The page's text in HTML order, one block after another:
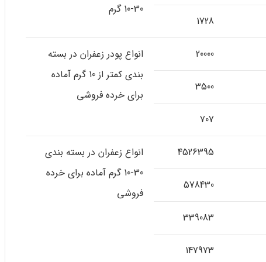
30-10 گرم
1728
20000
انواع پودر زعفران در بسته
بندی کمتر از 10 گرم آماده
برای خرده فروشی
3500
707
4526395
انواع زعفران در بسته بندی
30-10 گرم آماده برای خرده
فروشی
578430
339083
147973